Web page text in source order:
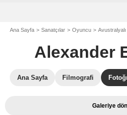
Ana Sayfa Sanatçılar Oyuncu
Alexander
Ana Sayfa Filmografi
Galeriye dön